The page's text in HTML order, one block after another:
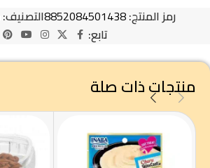
رمز المنتج:8852084501438التصنيف:
تابع:
منتجات ذات صلة